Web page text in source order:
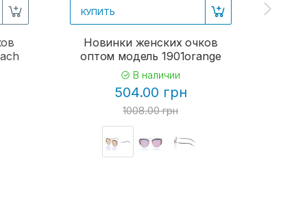
КУПИТЬ
Новинки женских очков
оптом модель 1901orange
В наличии
504.00 грн
1008.00 грн